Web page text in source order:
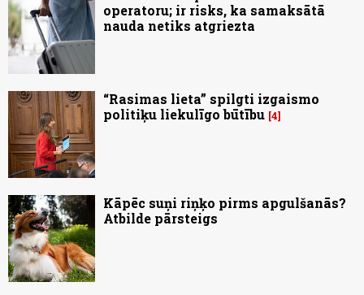
operatoru; ir risks, ka samaksātā
nauda netiks atgriezta
“Rasimas lieta” spilgti izgaismo
politiķu liekulīgo būtību 4
Kāpēc suņi riņķo pirms apgulšanās?
Atbilde pārsteigs